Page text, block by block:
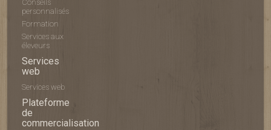
Conseils
personnalisés
Formation
Services aux
éleveurs
Services
web
Services web
Plateforme
de
commercialisation